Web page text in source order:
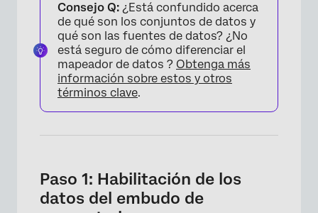
Consejo Q: ¿Está confundido acerca
de qué son los conjuntos de datos y
qué son las fuentes de datos? ¿No
está seguro de cómo diferenciar el
mapeador de datos ? Obtenga más
información sobre estos y otros
términos clave.
Paso 1: Habilitación de los
datos del embudo de